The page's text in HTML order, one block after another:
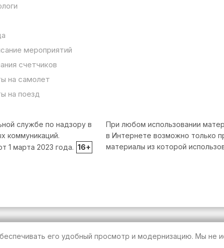
мероприятий
счетчиков
на самолет
на поезд
При любом использовании
в Интернете возможно только
материалы из которой
службе по надзору в
коммуникаций.
1 марта 2023 года. 16+
его удобный просмотр и модернизацию. Мы не